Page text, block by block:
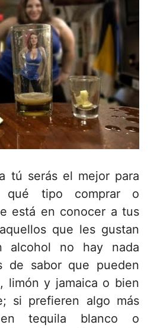
tú serás el mejor para
qué tipo comprar o
está en conocer a tus
que les gustan
alcohol no hay nada
de sabor que pueden
limón y jamaica o bien
si prefieren algo más
tequila blanco o